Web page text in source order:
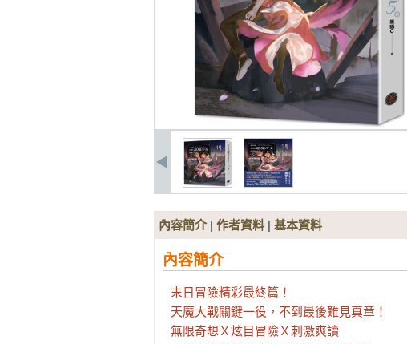
內容簡介| 作者資料 | 基本資料
內容簡介
末日冒險精彩最終篇！
天魔大戰關鍵一役，不到最後難見真章！
無限奇想Ｘ炫目冒險Ｘ刺激爽讀